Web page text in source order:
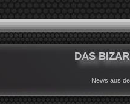
DAS
News aus